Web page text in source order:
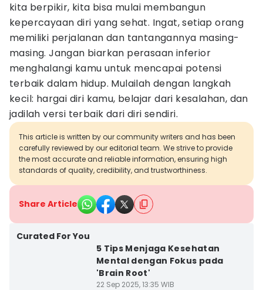
kita berpikir, kita bisa mulai membangun
kepercayaan diri yang sehat. Ingat, setiap orang
memiliki perjalanan dan tantangannya masing-
masing. Jangan biarkan perasaan inferior
menghalangi kamu untuk mencapai potensi
terbaik dalam hidup. Mulailah dengan langkah
kecil: hargai diri kamu, belajar dari kesalahan, dan
jadilah versi terbaik dari diri sendiri.
This article is written by our community writers and has been
carefully reviewed by our editorial team. We strive to provide
the most accurate and reliable information, ensuring high
standards of quality, credibility, and trustworthiness.
Share Article
Curated For You
5 Tips Menjaga Kesehatan
Mental dengan Fokus pada
'Brain Root'
22 Sep 2025, 13:35 WIB